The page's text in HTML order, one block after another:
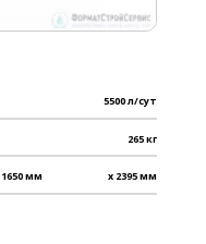
5500 л/сут
265 кг
мм x 2395 мм